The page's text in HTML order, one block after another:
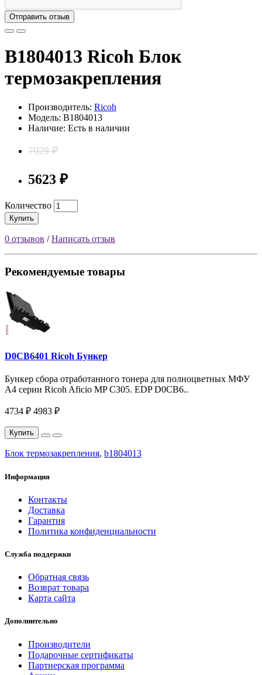
Отправить отзыв
B1804013 Ricoh Блок
термозакрепления
Производитель: Ricoh
Модель: B1804013
Наличие: Есть в наличии
7029 ₽
5623 ₽
Количество
Купить
0 отзывов /Написать отзыв
Рекомендуемые товары
D0CB6401 Ricoh Бункер
Бункер сбора отработанного тонера для полноцветных МФУ
A4 серии Ricoh Aficio MP C305. EDP D0CB6..
4734 ₽ 4983 ₽
Купить
Блок термозакрепления, b1804013
Информация
Контакты
Доставка
Гарантия
Политика конфиденциальности
Служба поддержки
Обратная связь
Возврат товара
Карта сайта
Дополнительно
Производители
Подарочные сертификаты
Партнерская программа